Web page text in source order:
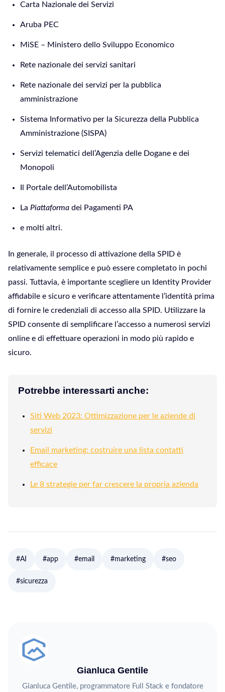
Carta Nazionale dei Servizi
Aruba PEC
MiSE – Ministero dello Sviluppo Economico
Rete nazionale dei servizi sanitari
Rete nazionale dei servizi per la pubblica
amministrazione
Sistema Informativo per la Sicurezza della Pubblica
Amministrazione (SISPA)
Servizi telematici dell’Agenzia delle Dogane e dei
Monopoli
Il Portale dell’Automobilista
La Piattaforma dei Pagamenti PA
e molti altri.
In generale, il processo di attivazione della SPID è
relativamente semplice e può essere completato in pochi
passi. Tuttavia, è importante scegliere un Identity Provider
affidabile e sicuro e verificare attentamente l’identità prima
di fornire le credenziali di accesso alla SPID. Utilizzare la
SPID consente di semplificare l’accesso a numerosi servizi
online e di effettuare operazioni in modo più rapido e
sicuro.
Potrebbe interessarti anche:
Siti Web 2023: Ottimizzazione per le aziende di
servizi
Email marketing: costruire una lista contatti
efficace
Le 8 strategie per far crescere la propria azienda
#AI #app #email #marketing #seo
#sicurezza
Gianluca Gentile
Gianluca Gentile, programmatore Full Stack e fondatore